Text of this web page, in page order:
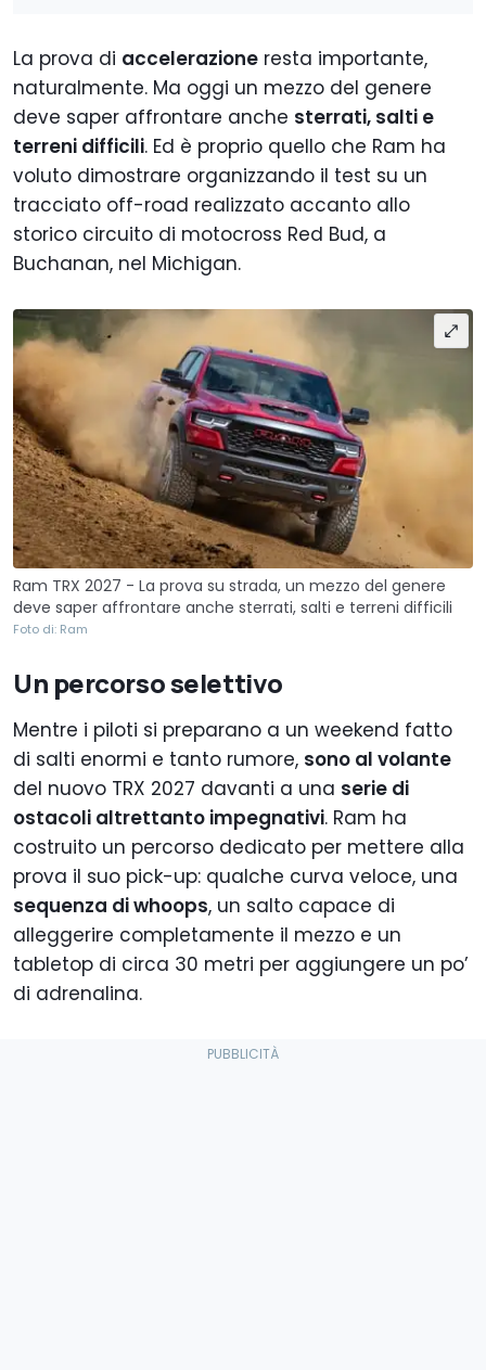
La prova di accelerazione resta importante,
naturalmente. Ma oggi un mezzo del genere
deve saper affrontare anche sterrati, salti e
terreni difficili. Ed è proprio quello che Ram ha
voluto dimostrare organizzando il test su un
tracciato off-road realizzato accanto allo
storico circuito di motocross Red Bud, a
Buchanan, nel Michigan.
Ram TRX 2027 - La prova su strada, un mezzo del genere
deve saper affrontare anche sterrati, salti e terreni difficili
Foto di: Ram
Un percorso selettivo
Mentre i piloti si preparano a un weekend fatto
di salti enormi e tanto rumore, sono al volante
del nuovo TRX 2027 davanti a una serie di
ostacoli altrettanto impegnativi. Ram ha
costruito un percorso dedicato per mettere alla
prova il suo pick-up: qualche curva veloce, una
sequenza di whoops, un salto capace di
alleggerire completamente il mezzo e un
tabletop di circa 30 metri per aggiungere un po’
di adrenalina.